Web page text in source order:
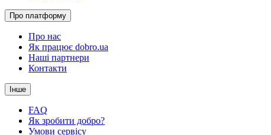
Про платформу
Про нас
Як працює dobro.ua
Наші партнери
Контакти
Інше
FAQ
Як зробити добро?
Умови сервісу